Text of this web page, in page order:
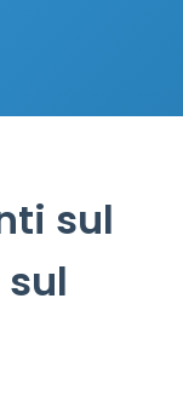
sul
sul